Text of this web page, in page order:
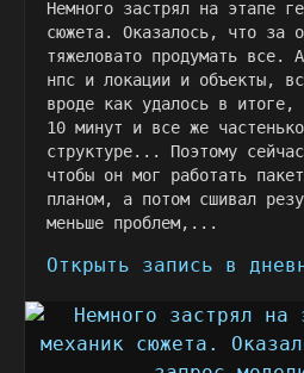
Немного застрял на этапе
сюжета. Оказалось, что за
тяжеловато продумать все.
нпс и локации и объекты,
вроде как удалось в итоге,
10 минут и все же
структуре... Поэтому
чтобы он мог работать
планом, а потом сшивал
меньше проблем,...
Открыть запись в